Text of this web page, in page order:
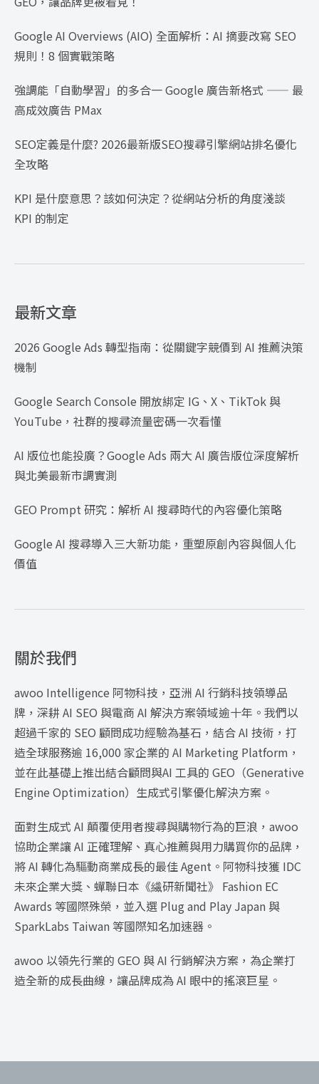
Google AI Overviews (AIO) 全面解析：AI 摘要改寫 SEO
規則！8 個實戰策略
強調能「自動學習」的多合一 Google 廣告新格式 —— 最
高成效廣告 PMax
SEO定義是什麼? 2026最新版SEO搜尋引擎網站排名優化
全攻略
KPI 是什麼意思？該如何決定？從網站分析的角度淺談
KPI 的制定
最新文章
2026 Google Ads 轉型指南：從關鍵字競價到 AI 推薦決策
機制
Google Search Console 開放綁定 IG、X、TikTok 與
YouTube，社群的搜尋流量密碼一次看懂
AI 版位也能投廣？Google Ads 兩大 AI 廣告版位深度解析
與北美最新市調實測
GEO Prompt 研究：解析 AI 搜尋時代的內容優化策略
Google AI 搜尋導入三大新功能，重塑原創內容與個人化
價值
關於我們
awoo Intelligence 阿物科技，亞洲 AI 行銷科技領導品
牌，深耕 AI SEO 與電商 AI 解決方案領域逾十年。我們以
超過千家的 SEO 顧問成功經驗為基石，結合 AI 技術，打
造全球服務逾 16,000 家企業的 AI Marketing Platform，
並在此基礎上推出結合顧問與AI 工具的 GEO（Generative
Engine Optimization）生成式引擎優化解決方案。
面對生成式 AI 顛覆使用者搜尋與購物行為的巨浪，awoo
協助企業讓 AI 正確理解、真心推薦與用力購買你的品牌，
將 AI 轉化為驅動商業成長的最佳 Agent。阿物科技獲 IDC
未來企業大獎、蟬聯日本《繊研新聞社》 Fashion EC
Awards 等國際殊榮，並入選 Plug and Play Japan 與
SparkLabs Taiwan 等國際知名加速器。
awoo 以領先行業的 GEO 與 AI 行銷解決方案，為企業打
造全新的成長曲線，讓品牌成為 AI 眼中的搖滾巨星。